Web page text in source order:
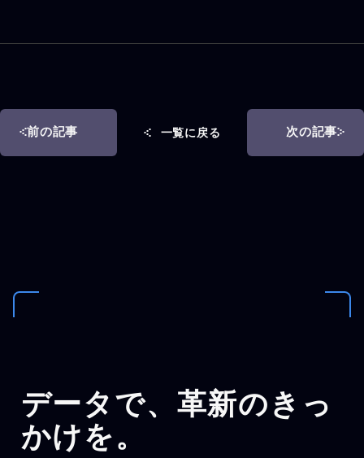
前の記事 一覧に戻る 次の記事
データで、 革新のきっ
かけを。